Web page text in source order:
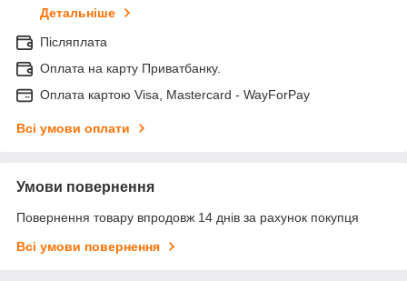
Детальніше
Післяплата
Оплата на карту Приватбанку.
Оплата картою Visa, Mastercard - WayForPay
Всі умови оплати
Умови повернення
Повернення товару впродовж 14 днів за рахунок покупця
Всі умови повернення